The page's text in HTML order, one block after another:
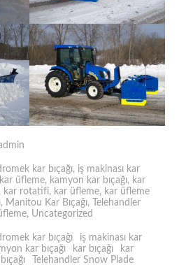
kar bıçağı, iş makinası kar
üfleme, kamyon kar bıçağı, kar
kar rotatifi, kar üfleme, kar üfleme
, Manitou Kar Bıçağı,
Telehandler
, Uncategorized
kar bıçağı
iş makinası kar
kar bıçağı kar bıçağı
kar
Telehandler Snow Plade